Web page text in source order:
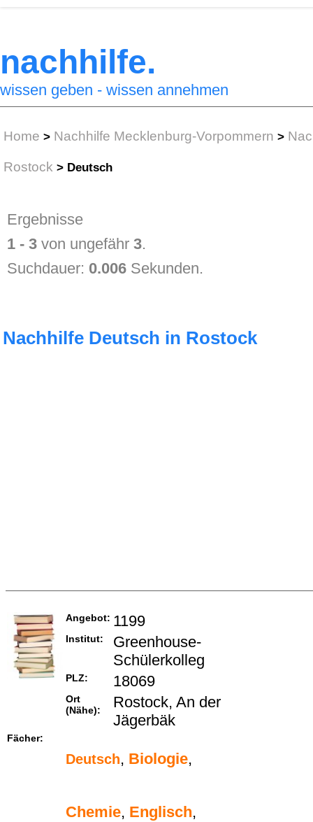
nachhilfe.
wissen geben - wissen annehmen
Home > Nachhilfe Mecklenburg-Vorpommern >
Rostock > Deutsch
Ergebnisse
1 - 3 von ungefähr3.
Suchdauer: 0.006 Sekunden.
Nachhilfe Deutsch in Rostock
Angebot: 1199
Institut:
Greenhouse-
Schülerkolleg
PLZ: 18069
Ort
(Nähe):
Rostock, An der
Jägerbäk
Fächer:
Deutsch, Biologie,
Chemie, Englisch,